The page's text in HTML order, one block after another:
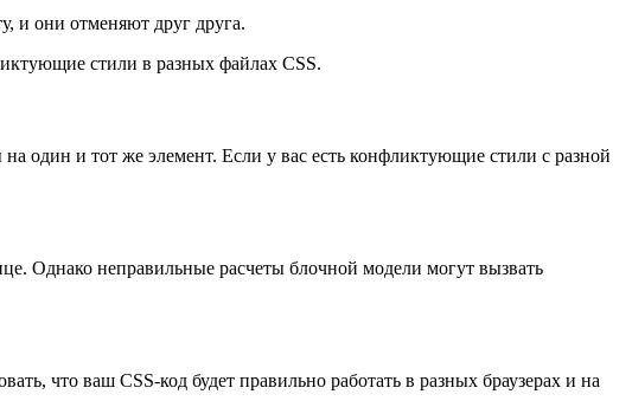
и они отменяют друг друга.
стили в разных файлах CSS.
один и тот же элемент. Если у вас есть конфликтующие стили с разной
Однако неправильные расчеты блочной модели могут вызвать
что ваш CSS-код будет правильно работать в разных браузерах и на